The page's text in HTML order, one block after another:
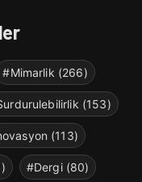
#Mimarlik (266)
(153)
(113)
#Dergi (80)